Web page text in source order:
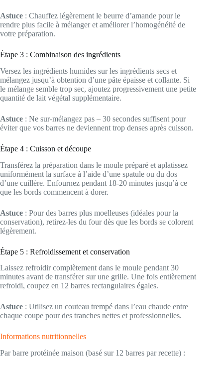
Astuce : Chauffez légèrement le beurre d’amande pour le
rendre plus facile à mélanger et améliorer l’homogénéité de
votre préparation.
Étape 3 : Combinaison des ingrédients
Versez les ingrédients humides sur les ingrédients secs et
mélangez jusqu’à obtention d’une pâte épaisse et collante. Si
le mélange semble trop sec, ajoutez progressivement une petite
quantité de lait végétal supplémentaire.
Astuce : Ne sur-mélangez pas – 30 secondes suffisent pour
éviter que vos barres ne deviennent trop denses après cuisson.
Étape 4 : Cuisson et découpe
Transférez la préparation dans le moule préparé et aplatissez
uniformément la surface à l’aide d’une spatule ou du dos
d’une cuillère. Enfournez pendant 18-20 minutes jusqu’à ce
que les bords commencent à dorer.
Astuce : Pour des barres plus moelleuses (idéales pour la
conservation), retirez-les du four dès que les bords se colorent
légèrement.
Étape 5 : Refroidissement et conservation
Laissez refroidir complètement dans le moule pendant 30
minutes avant de transférer sur une grille. Une fois entièrement
refroidi, coupez en 12 barres rectangulaires égales.
Astuce : Utilisez un couteau trempé dans l’eau chaude entre
chaque coupe pour des tranches nettes et professionnelles.
Informations nutritionnelles
Par barre protéinée maison (basé sur 12 barres par recette) :